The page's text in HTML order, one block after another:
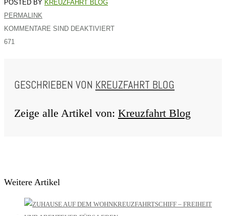
KREUZFAHRT BLOG
PERMALINK
KOMMENTARE SIND DEAKTIVIERT
671
GESCHRIEBEN VON KREUZFAHRT BLOG
Zeige alle Artikel von: Kreuzfahrt Blog
Weitere Artikel